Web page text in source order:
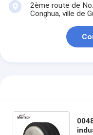
2ème route de
Conghua, ville de